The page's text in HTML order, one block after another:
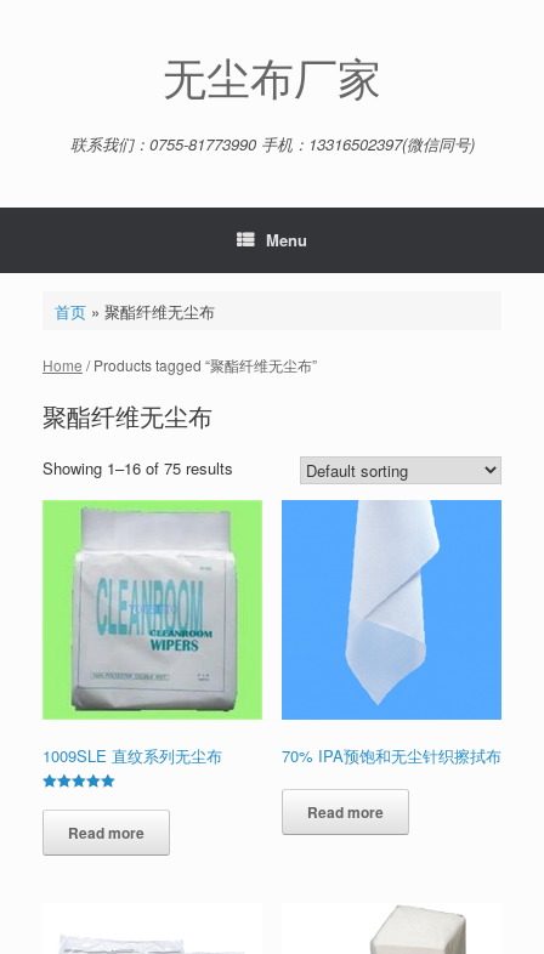
无尘布厂家
联系我们：0755-81773990 手机：13316502397(微信同号)
Menu
首页» 聚酯纤维无尘布
Home / Products tagged “聚酯纤维无尘布”
聚酯纤维无尘布
Showing 1–16 of 75 results
1009SLE 直纹系列无尘布
5.00
out of 5Read more
70% IPA预饱和无尘针织擦拭布
Read more